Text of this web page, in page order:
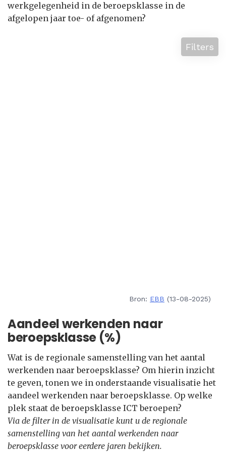
werkgelegenheid in de beroepsklasse in de
afgelopen jaar toe- of afgenomen?
Filters
Bron: EBB (13-08-2025)
Aandeel werkenden naar
beroepsklasse (%)
Wat is de regionale samenstelling van het aantal
werkenden naar beroepsklasse? Om hierin inzicht
te geven, tonen we in onderstaande visualisatie het
aandeel werkenden naar beroepsklasse. Op welke
plek staat de beroepsklasse ICT beroepen?
Via de filter in de visualisatie kunt u de regionale
samenstelling van het aantal werkenden naar
beroepsklasse voor eerdere jaren bekijken.